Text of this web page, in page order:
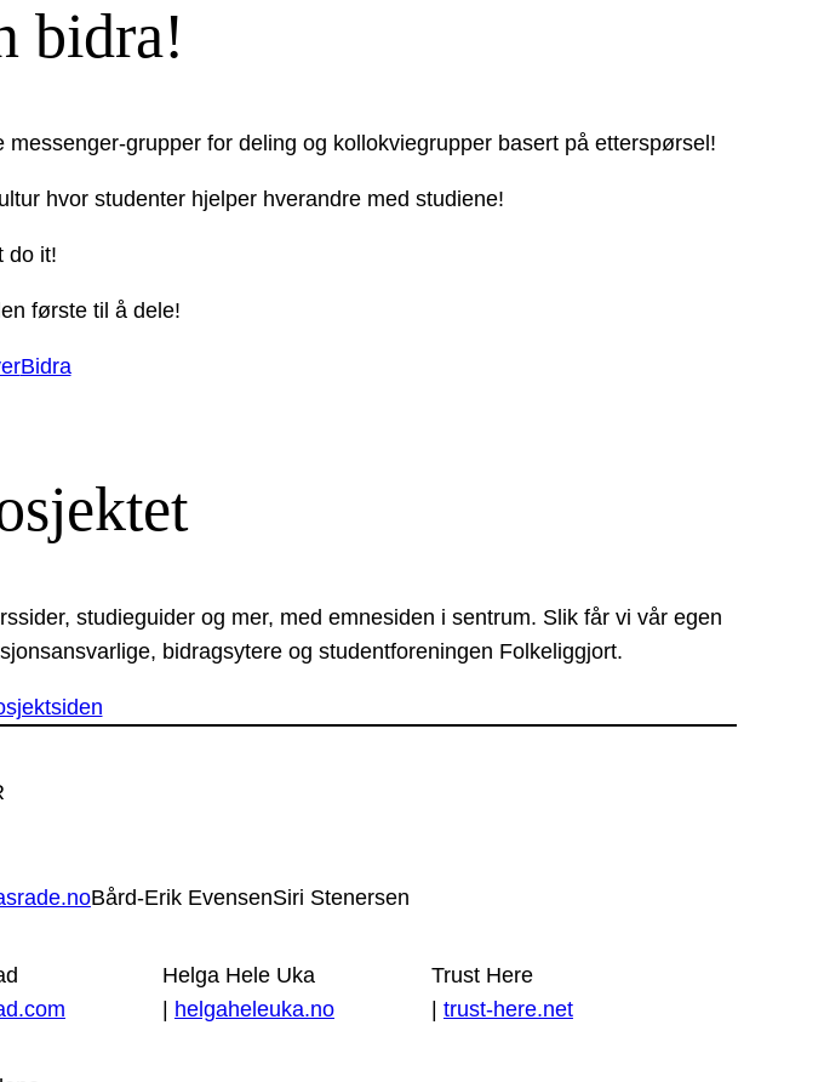
bidra!
grupper for deling og kollokviegrupper basert på etterspørsel!
hvor studenter hjelper hverandre med studiene!
do it!
første til å dele!
Bidra
studieguider og mer, med emnesiden i sentrum. Slik får vi vår egen
bidragsytere og studentforeningen Folkeliggjort.
Bård-Erik EvensenSiri Stenersen
Helga Hele Uka
| helgaheleuka.no
Trust Here
| trust-here.net